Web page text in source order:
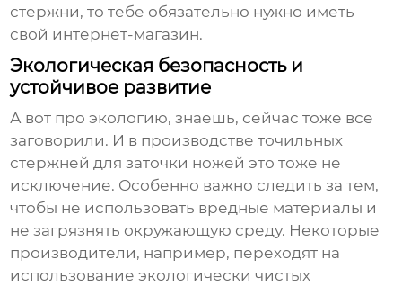
стержни, то тебе обязательно нужно иметь
свой интернет-магазин.
Экологическая безопасность и
устойчивое развитие
А вот про экологию, знаешь, сейчас тоже все
заговорили. И в производстветочильных
стержней для заточки ножей это тоже не
исключение. Особенно важно следить за тем,
чтобы не использовать вредные материалы и
не загрязнять окружающую среду. Некоторые
производители, например, переходят на
использование экологически чистых